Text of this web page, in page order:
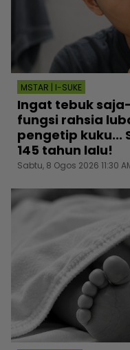
MSTAR | I-SUKE
Ingat tebuk
fungsi rahsia
pengetip kuku...
145 tahun lalu!
Sabtu, 8 Ogos 2026 11:30